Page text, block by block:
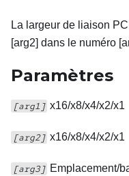
La largeur de liaison
[arg2] dans le numéro
Paramètres
[arg1] x16/x8/x4/x2/x1
[arg2] x16/x8/x4/x2/x1
[arg3] Emplacement/